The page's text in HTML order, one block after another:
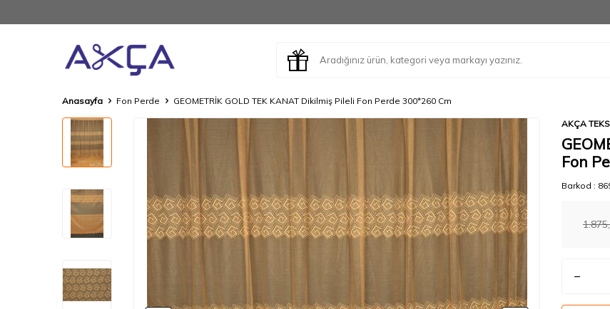
Anasayfa Fon Perde GEOMETRİK GOLD TEK KANAT Dikilmiş Pileli Fon Perde 300*260 Cm
AKÇA
Fon
Barkod :